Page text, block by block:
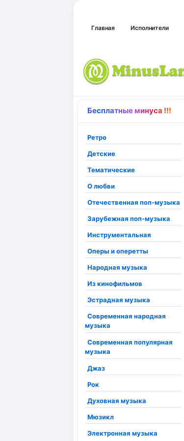
Главная Исполнители
Бесплатные минуса !!!
Ретро
Детские
Тематические
О любви
Отечественная поп-музыка
Зарубежная поп-музыка
Инструментальная
Оперы и оперетты
Народная музыка
Из кинофильмов
Эстрадная музыка
Современная народная
музыка
Современная популярная
музыка
Джаз
Рок
Духовная музыка
Мюзикл
Электронная музыка